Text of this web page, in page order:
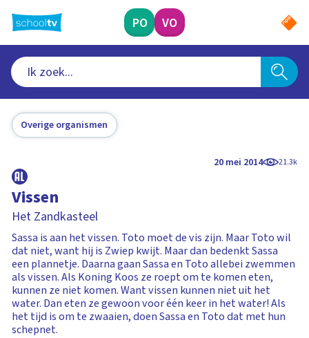
naar
hoofdinhoud
PO VO
Overige organismen
20 mei 2014 21.3k
Vissen
Het Zandkasteel
Sassa is aan het vissen. Toto moet de vis zijn. Maar Toto wil
dat niet, want hij is Zwiep kwijt. Maar dan bedenkt Sassa
een plannetje. Daarna gaan Sassa en Toto allebei zwemmen
als vissen. Als Koning Koos ze roept om te komen eten,
kunnen ze niet komen. Want vissen kunnen niet uit het
water. Dan eten ze gewoon voor één keer in het water! Als
het tijd is om te zwaaien, doen Sassa en Toto dat met hun
schepnet.